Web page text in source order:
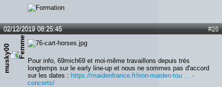
#26
02/12/2019 08:25:45
musky00
Pour info, 69mich69 et moi-même travaillons depuis très
longtemps sur le early line-up et nous ne sommes pas d'accord
sur les dates : https://maidenfrance.fr/iron-maiden-tou … -
concerts/